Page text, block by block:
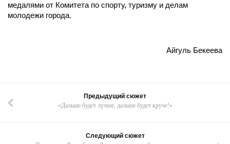
медалями от Комитета по спорту, туризму и делам
молодежи города.
Айгуль Бекеева
Предыдущий сюжет
«Дальше будет лучше, дальше будет круче!»
Следующий сюжет